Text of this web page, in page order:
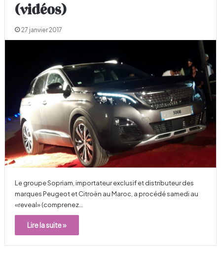
(vidéos)
27 janvier 2017
Le groupe Sopriam, importateur exclusif et distributeur des
marques Peugeot et Citroën au Maroc, a procédé samedi au
«reveal» (comprenez…
Lire la suite »